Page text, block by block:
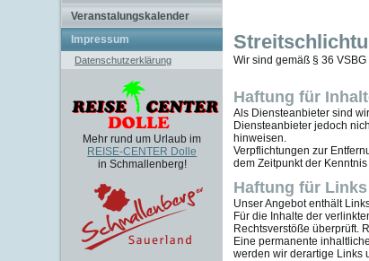
Veranstalungskalender
Impressum
Datenschutzerklärung
Mehr rund um Urlaub im
REISE-CENTER Dolle
in Schmallenberg!
Wir sind gemäß § 36
Haftung für
Als Diensteanbieter sind
Diensteanbieter jedoch
hinweisen.
Verpflichtungen zur
dem Zeitpunkt der
Haftung für Links
Unser Angebot enthält
Für die Inhalte der
Rechtsverstöße überprüft.
Eine permanente
werden wir derartige Links